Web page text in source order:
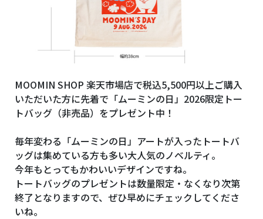
MOOMIN SHOP 楽天市場店で税込5,500円以上ご購入
いただいた方に先着で「ムーミンの日」2026限定トー
トバッグ（非売品）をプレゼント中！
毎年変わる「ムーミンの日」アートが入ったトートバ
ッグは集めている方も多い大人気のノベルティ。
今年もとってもかわいいデザインですね。
トートバッグのプレゼントは数量限定・なくなり次第
終了となりますので、ぜひ早めにチェックしてくださ
いね。